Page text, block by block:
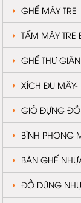
GHẾ MÂY TRE
TẤM MÂY
GHẾ THƯ
XÍCH ĐU
GIỎ ĐỰNG
BÌNH PHONG
BÀN GHẾ
ĐỒ DÙNG